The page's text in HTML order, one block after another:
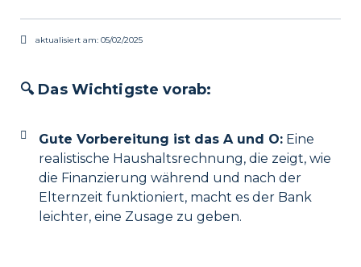
aktualisiert am: 05/02/2025
🔍 Das Wichtigste vorab:
Gute Vorbereitung ist das A und O:Eine
realistische Haushaltsrechnung, die zeigt, wie
die Finanzierung während und nach der
Elternzeit funktioniert, macht es der Bank
leichter, eine Zusage zu geben.